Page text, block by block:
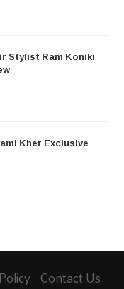
Stylist Ram Koniki
Kher Exclusive
Contact Us